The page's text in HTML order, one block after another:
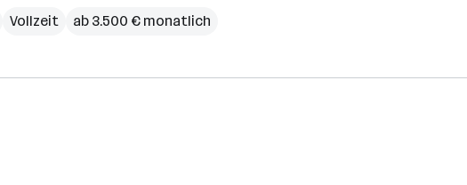
Vollzeit ab 3.500 € monatlich